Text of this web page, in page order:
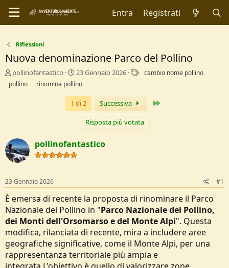
Entra Registrati
Riflessioni
Nuova denominazione Parco del Pollino
C
r
e
D
i
s
u
s
i
o
e
pollinofantastico
D
a
a
d
i
z
23 Gennaio 2026
cambio nome pollino
pollino
rinomina pollino
1 di 2 Successiva
Risposta più votata
pollinofantastico
23 Gennaio 2026 #1
È emersa di recente la proposta di rinominare il Parco
Nazionale del Pollino in "Parco Nazionale del Pollino,
dei Monti dell'Orsomarso e del Monte Alpi". Questa
modifica, rilanciata di recente, mira a includere aree
geografiche significative, come il Monte Alpi, per una
rappresentanza territoriale più ampia e